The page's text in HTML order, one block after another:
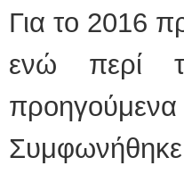
Για το 2016
ενώ περί
προηγούμενα